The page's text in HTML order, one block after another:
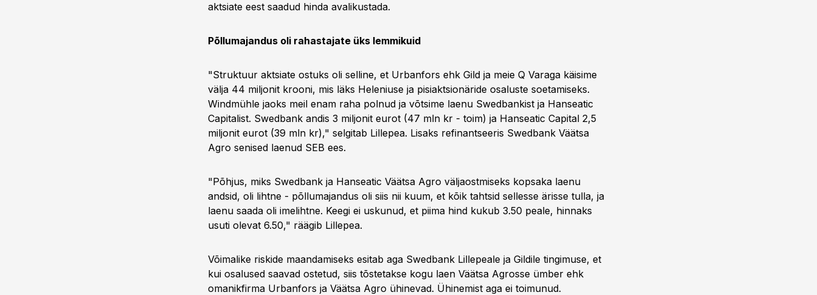
aktsiate eest saadud hinda avalikustada.
Põllumajandus oli rahastajate üks lemmikuid
"Struktuur aktsiate ostuks oli selline, et Urbanfors ehk Gild ja meie Q Varaga käisime
välja 44 miljonit krooni, mis läks Heleniuse ja pisiaktsionäride osaluste soetamiseks.
Windmühle jaoks meil enam raha polnud ja võtsime laenu Swedbankist ja Hanseatic
Capitalist. Swedbank andis 3 miljonit eurot (47 mln kr - toim) ja Hanseatic Capital 2,5
miljonit eurot (39 mln kr)," selgitab Lillepea. Lisaks refinantseeris Swedbank Väätsa
Agro senised laenud SEB ees.
"Põhjus, miks Swedbank ja Hanseatic Väätsa Agro väljaostmiseks kopsaka laenu
andsid, oli lihtne - põllumajandus oli siis nii kuum, et kõik tahtsid sellesse ärisse tulla, ja
laenu saada oli imelihtne. Keegi ei uskunud, et piima hind kukub 3.50 peale, hinnaks
usuti olevat 6.50," räägib Lillepea.
Võimalike riskide maandamiseks esitab aga Swedbank Lillepeale ja Gildile tingimuse, et
kui osalused saavad ostetud, siis tõstetakse kogu laen Väätsa Agrosse ümber ehk
omanikfirma Urbanfors ja Väätsa Agro ühinevad. Ühinemist aga ei toimunud.